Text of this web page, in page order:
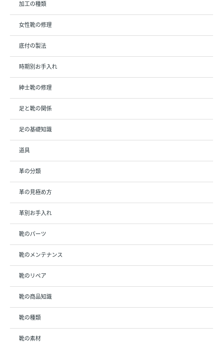
加工の種類
女性靴の修理
底付の製法
時期別お手入れ
紳士靴の修理
足と靴の関係
足の基礎知識
道具
革の分類
革の見極め方
革別お手入れ
靴のパーツ
靴のメンテナンス
靴のリペア
靴の商品知識
靴の種類
靴の素材